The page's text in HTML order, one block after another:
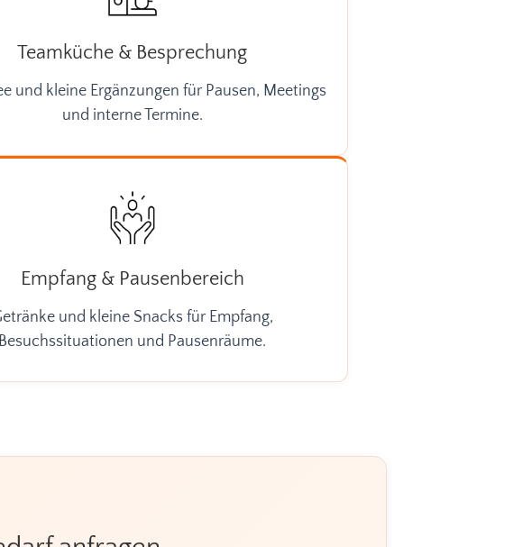
Teamküche & Besprechung
und kleine Ergänzungen für Pausen, Meetings
und interne Termine.
Empfang & Pausenbereich
und kleine Snacks für Empfang,
Besuchssituationen und Pausenräume.